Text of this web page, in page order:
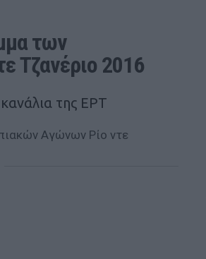
των
Τζανέριο 2016
της ΕΡΤ